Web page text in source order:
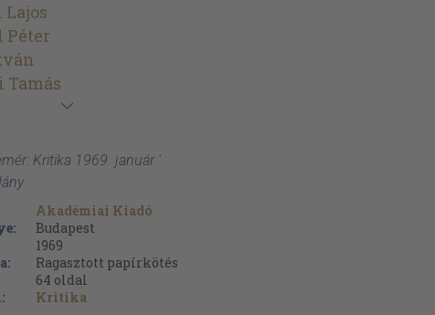
Péter
Kritika 1969. január '
Akadémiai Kiadó
Budapest
1969
Ragasztott papírkötés
64 oldal
Kritika